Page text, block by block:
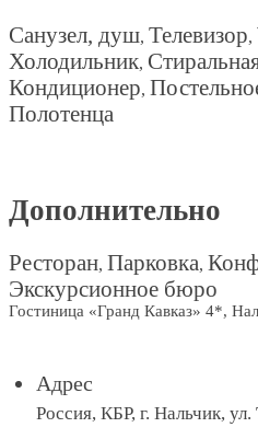
Санузел, душ, Телевизор,
Холодильник,
Кондиционер,
Полотенца
Дополнительно
Ресторан, Парковка,
Экскурсионное бюро
Гостиница «Гранд Кавказ» 4*,
Адрес
Россия, КБР, г. Нальчик, ул.